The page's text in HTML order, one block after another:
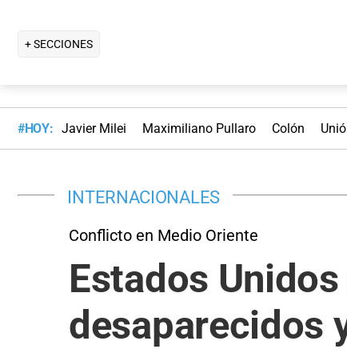
+ SECCIONES
#HOY: Javier Milei Maximiliano Pullaro Colón
INTERNACIONALES
Conflicto en Medio Oriente
Estados
desaparecidos